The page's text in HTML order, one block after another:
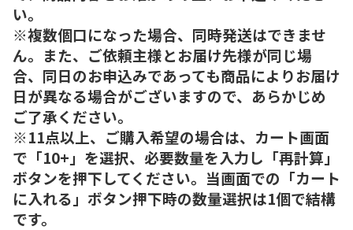
い。
※複数個口になった場合、同時発送はできませ
ん。また、ご依頼主様とお届け先様が同じ場
合、同日のお申込みであっても商品によりお届け
日が異なる場合がございますので、あらかじめ
ご了承ください。
※11点以上、ご購入希望の場合は、カート画面
で「10+」を選択、必要数量を入力し「再計算」
ボタンを押下してください。当画面での「カート
に入れる」ボタン押下時の数量選択は1個で結構
です。